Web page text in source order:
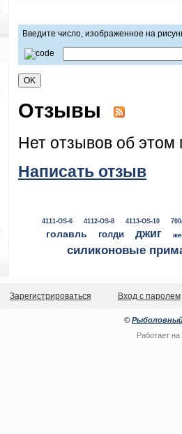
Введите число, изображенное на
Отзывы
Нет отзывов об этом
Написать отзыв
4111-OS-6 4112-OS-8 4113-OS-10
голавль голди джиг
силиконовые
Зарегистрироваться Вход с паролем
© Рыболовный
Работает